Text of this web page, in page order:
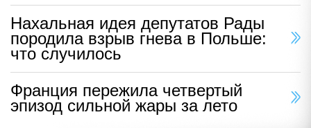
Нахальная идея депутатов Рады
породила взрыв гнева в Польше:
что случилось
Франция пережила четвертый
эпизод сильной жары за лето